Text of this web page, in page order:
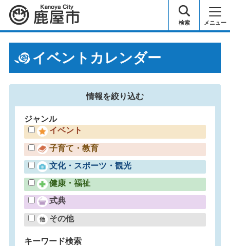
鹿屋市 検索 メニュー
イベントカレンダー
情報を絞り込む
ジャンル
イベント
子育て・教育
文化・スポーツ・観光
健康・福祉
式典
その他
キーワード検索